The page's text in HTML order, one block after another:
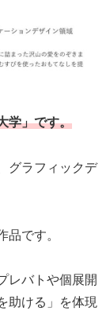
学」です。
グラフィックデ
品です。
レバトや個展開
助ける」を体現